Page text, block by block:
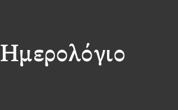
Ημερολόγιο